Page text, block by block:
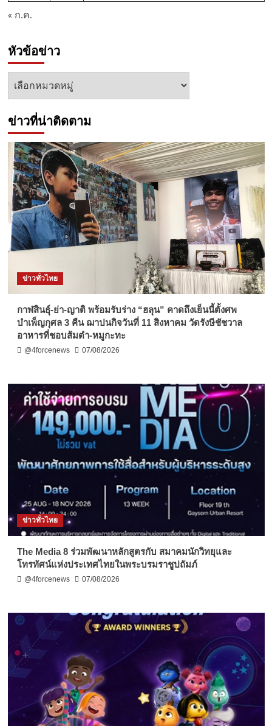
« ก.ค.
หัวข้อข่าว
หัวข้อ
ข่าวที่น่าติดตาม
ข่าวทั่วไทย
กาฬสินธุ์-ย่า-ญาติ พร้อมรับร่าง “ฮลุน” คาดถึงเย็นนี้ตั้งศพ
บำเพ็ญกุศล 3 คืน ฌาปนกิจวันที่ 11 สิงหาคม วัดรังษีชัชวาล
อาหารที่ชอบส้มตำ-หมูกะทะ
@4forcenews 07/08/2026
ข่าวทั่วไทย
The Media 8 ร่วมพัฒนาหลักสูตรกับ สมาคมนักวิทยุและ
โทรทัศน์แห่งประเทศไทยในพระบรมราชูปถัมภ์
@4forcenews 07/08/2026